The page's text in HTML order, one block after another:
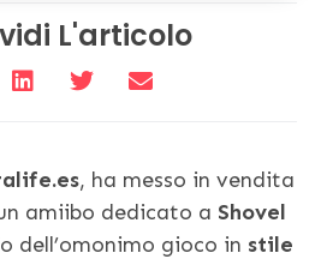
L'articolo
, ha messo in vendita
amiibo dedicato a Shovel
dell’omonimo gioco in stile